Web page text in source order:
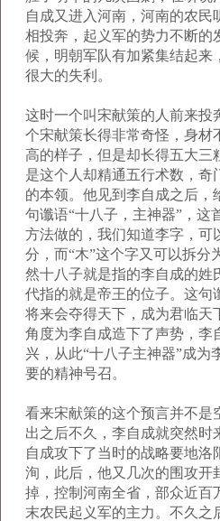
自成又进入河南，河南的农民
相投奔，起义军的势力不断的
候，明朝军队有加紧集结起来
很大的失利。
这时一个叫宋献策的人前来投
个宋献策长得非常奇怪，身材
高的样子，但是却长得五大三
是这个人却精通五行术数，奇
的本领。他见到李自成之后，
句谶语“十八子，主神器”，这
方法做的，我们知道李字，可
分，而“木”这个字又可以拆分
然十八子就是指的李自成的姓
代指的就是帝王的位子。这句
将来会夺得天下，成为君临天
角度为李自成造下了声势，李
兴，从此“十八子主神器”成为
要的精神号召。
看来宋献策的这个预言并不是
出之后不久，李自成就突然时
自成攻下了当时的战略要地洛
洵，此后，他又几次的围攻开
掉，控制河南全省，部众近百
末农民起义军的主力。不久之